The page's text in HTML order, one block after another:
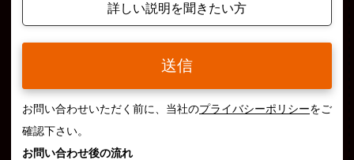
詳しい説明を聞きたい方
送信
お問い合わせいただく前に、当社のプライバシーポリシーをご
確認下さい。
お問い合わせ後の流れ